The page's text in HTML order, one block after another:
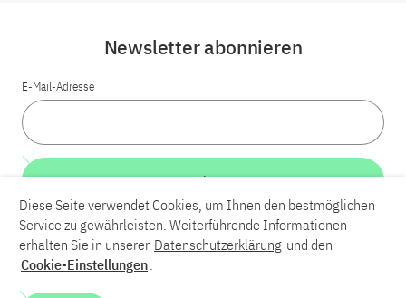
LinkedInBlueskyYouTube
Newsletter abonnieren
E-Mail-Adresse
Weiter
Diese Seite verwendet Cookies, um Ihnen den bestmöglichen
Service zu gewährleisten. Weiterführende Informationen
erhalten Sie in unserer Datenschutzerklärung und den
Cookie-Einstellungen.